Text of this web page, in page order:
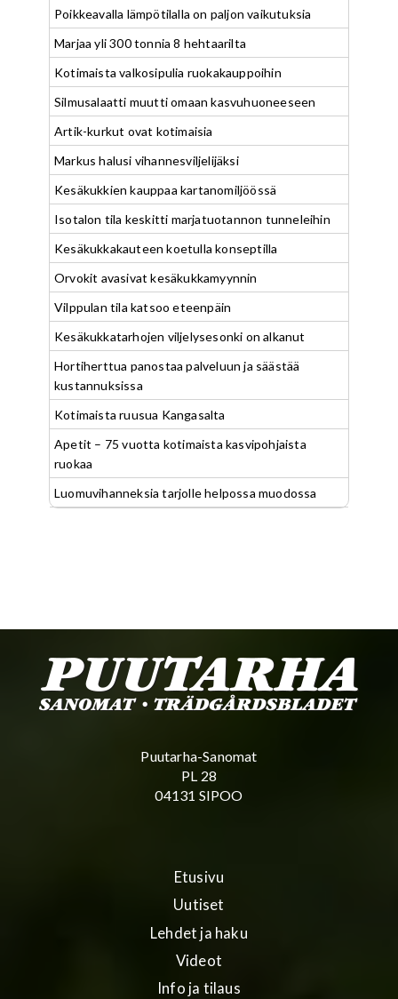
Poikkeavalla lämpötilalla on paljon vaikutuksia
Marjaa yli 300 tonnia 8 hehtaarilta
Kotimaista valkosipulia ruokakauppoihin
Silmusalaatti muutti omaan kasvuhuoneeseen
Artik-kurkut ovat kotimaisia
Markus halusi vihannesviljelijäksi
Kesäkukkien kauppaa kartanomiljöössä
Isotalon tila keskitti marjatuotannon tunneleihin
Kesäkukkakauteen koetulla konseptilla
Orvokit avasivat kesäkukkamyynnin
Vilppulan tila katsoo eteenpäin
Kesäkukkatarhojen viljelysesonki on alkanut
Hortiherttua panostaa palveluun ja säästää
kustannuksissa
Kotimaista ruusua Kangasalta
Apetit – 75 vuotta kotimaista kasvipohjaista
ruokaa
Luomuvihanneksia tarjolle helpossa muodossa
Puutarha-Sanomat
PL 28
04131 SIPOO
Etusivu
Uutiset
Lehdet ja haku
Videot
Info ja tilaus